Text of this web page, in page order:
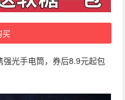
买
强光手电筒，券后8.9元起包